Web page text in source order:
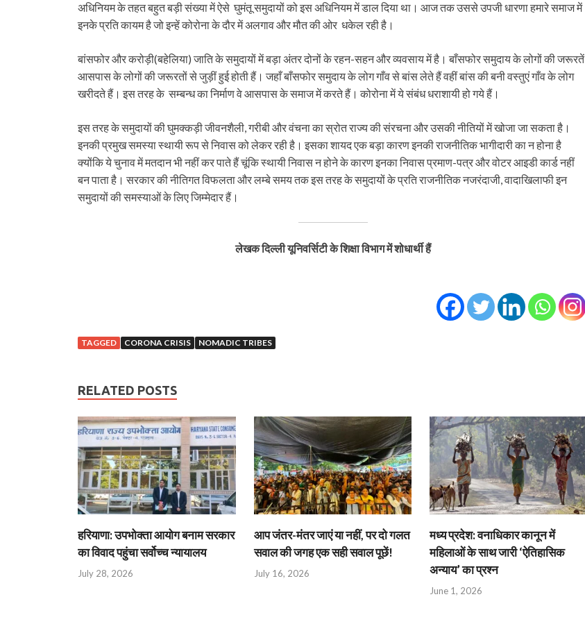
अधिनियम के तहत बहुत बड़ी संख्या में ऐसे घुमंतू समुदायों को इस अधिनियम में डाल दिया था। आज तक उससे उपजी धारणा हमारे समाज में
इनके प्रति कायम है जो इन्हें कोरोना के दौर में अलगाव और मौत की ओर धकेल रही है।
बांसफोर और करोड़ी(बहेलिया) जाति के समुदायों में बड़ा अंतर दोनों के रहन-सहन और व्यवसाय में है। बाँसफोर समुदाय के लोगों की जरूरतें
आसपास के लोगों की जरूरतों से जुड़ीं हुई होती हैं। जहाँ बाँसफोर समुदाय के लोग गाँव से बांस लेते हैं वहीं बांस की बनी वस्तुएं गाँव के लोग
खरीदते हैं। इस तरह के सम्बन्ध का निर्माण वे आसपास के समाज में करते हैं। कोरोना में ये संबंध धराशायी हो गये हैं।
इस तरह के समुदायों की घुमक्कड़ी जीवनशैली, गरीबी और वंचना का स्रोत राज्य की संरचना और उसकी नीतियों में खोजा जा सकता है।
इनकी प्रमुख समस्या स्थायी रूप से निवास को लेकर रही है। इसका शायद एक बड़ा कारण इनकी राजनीतिक भागीदारी का न होना है
क्योंकि ये चुनाव में मतदान भी नहीं कर पाते हैं चूंकि स्थायी निवास न होने के कारण इनका निवास प्रमाण-पत्र और वोटर आइडी कार्ड नहीं
बन पाता है। सरकार की नीतिगत विफलता और लम्बे समय तक इस तरह के समुदायों के प्रति राजनीतिक नजरंदाजी, वादाखिलाफी इन
समुदायों की समस्याओं के लिए जिम्मेदार हैं।
लेखक दिल्ली यूनिवर्सिटी के शिक्षा विभाग में शोधार्थी हैं
TAGGED CORONA CRISIS NOMADIC TRIBES
RELATED POSTS
हरियाणा: उपभोक्ता आयोग बनाम सरकार
का विवाद पहुंचा सर्वोच्च न्यायालय
July 28, 2026
आप जंतर-मंतर जाएं या नहीं, पर दो गलत
सवाल की जगह एक सही सवाल पूछें!
July 16, 2026
मध्य प्रदेश: वनाधिकार कानून में
महिलाओं के साथ जारी ‘ऐतिहासिक
अन्याय’ का प्रश्न
June 1, 2026